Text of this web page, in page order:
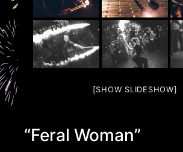
[SHOW SLIDESHOW]
“Feral Woman”